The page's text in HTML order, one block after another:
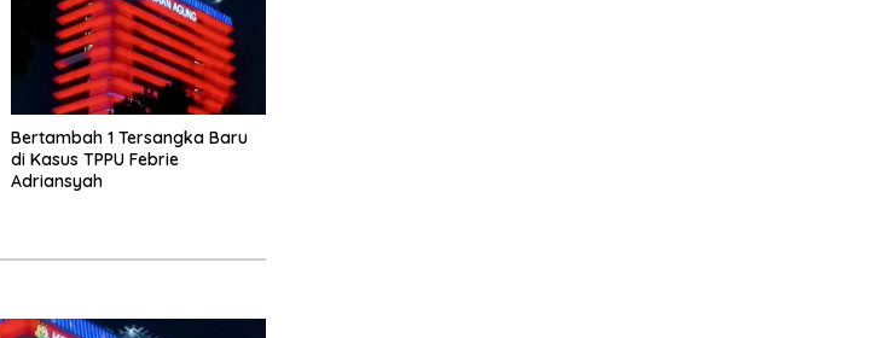
Bertambah 1 Tersangka Baru
di Kasus TPPU Febrie
Adriansyah